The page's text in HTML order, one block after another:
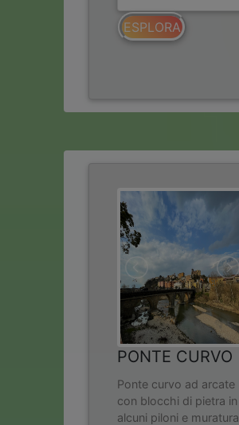
ESPLORA
PONTE CURVO
Ponte curvo ad arcate
con blocchi di pietra in
alcuni piloni e muratura